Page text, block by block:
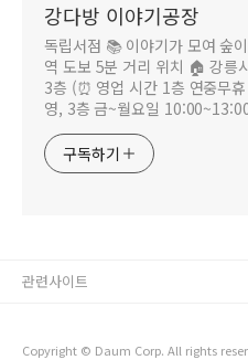
강다방 이야기공장
독립서점 📚 이야기가 모여 숲
역 도보 5분 거리 위치 🏠 강릉
3층 (⏰ 영업 시간 1층 연중무
영, 3층 금~월요일
구독하기
Copyright © Daum Corp. All rights
관련사이트